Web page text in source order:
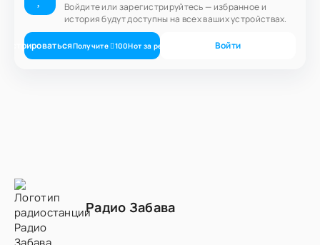
Войдите или зарегистрируйтесь — избранное и
история будут доступны на всех ваших устройствах.
Получите 100Нот за регистрацию Войти
Радио Забава